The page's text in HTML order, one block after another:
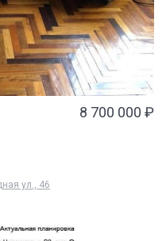
8 700 000 ₽
ул., 46